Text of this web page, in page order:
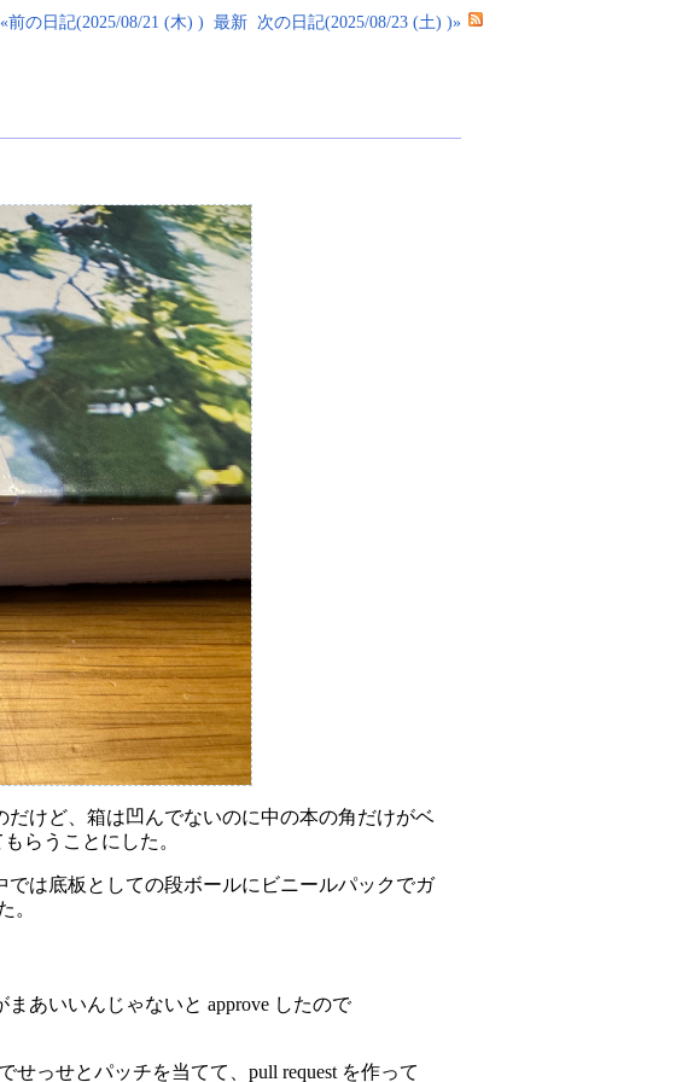
«前の日記(2025/08/21 (木) ) 最新 次の日記(2025/08/23 (土) )»
けど、箱は凹んでないのに中の本の角だけがベ
らうことにした。
は底板としての段ボールにビニールパックでガ
。
まあいいんじゃないと approve したので
っせとパッチを当てて、pull request を作って